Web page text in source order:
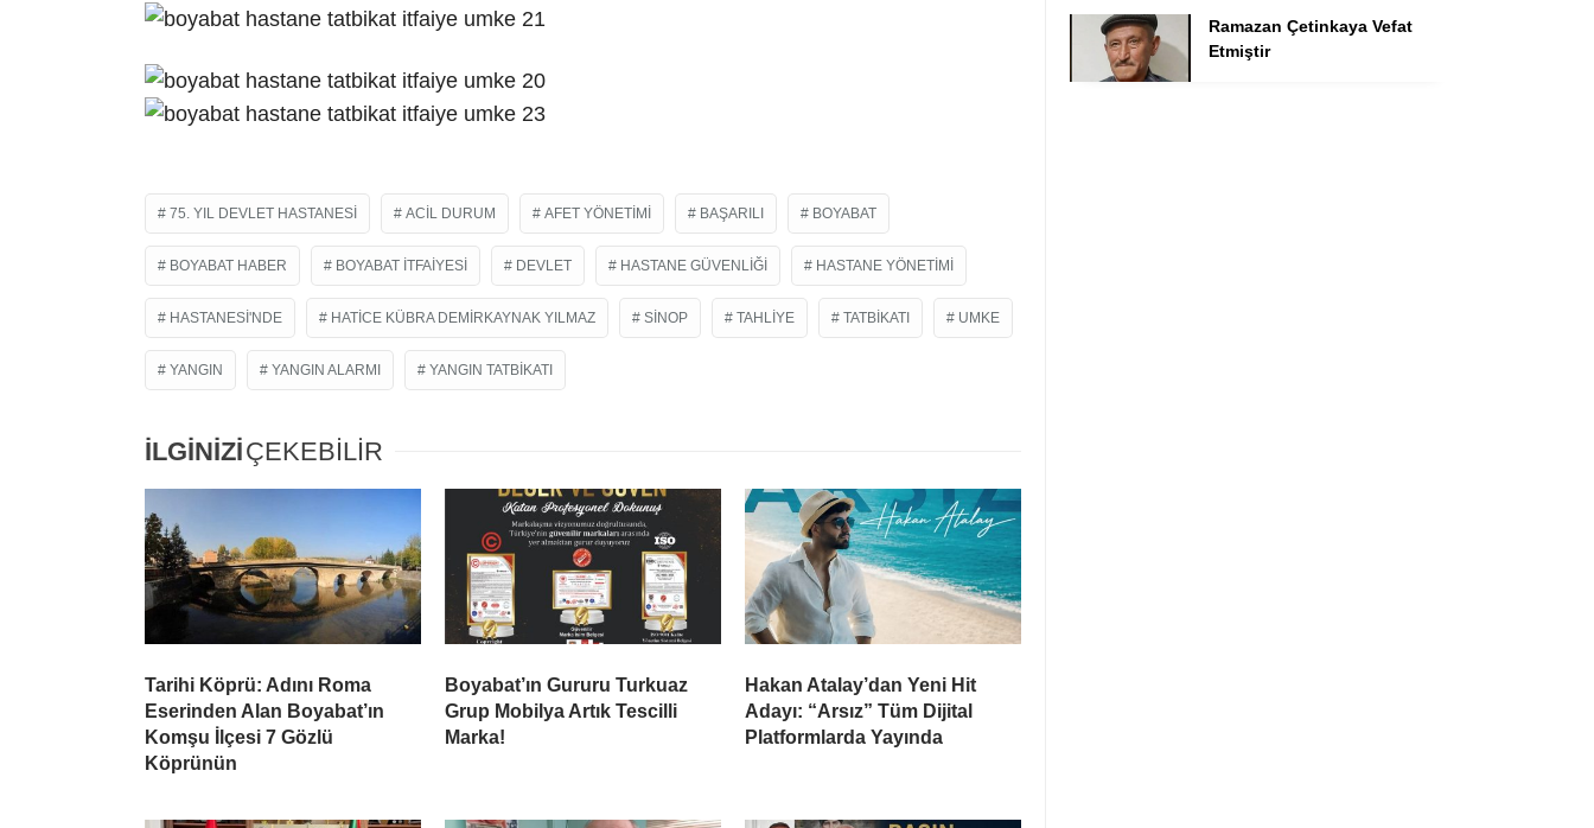
75. YIL DEVLET HASTANESI ACIL DURUM AFET YÖNETIMI BAŞARILI BOYABAT
BOYABAT HABER BOYABAT İTFAIYESI DEVLET HASTANE GÜVENLIĞI HASTANE YÖNETIMI
HASTANESI'NDE HATICE KÜBRA DEMIRKAYNAK YILMAZ SINOP TAHLIYE TATBIKATI UMKE
YANGIN YANGIN ALARMI YANGIN TATBIKATI
İLGİNİZİÇEKEBİLİR
Tarihi Köprü: Adını Roma
Eserinden Alan Boyabat’ın
Komşu İlçesi 7 Gözlü
Köprünün
Boyabat’ın Gururu Turkuaz
Grup Mobilya Artık Tescilli
Marka!
Hakan Atalay’dan Yeni Hit
Adayı: “Arsız” Tüm Dijital
Platformlarda Yayında
Ramazan Çetinkaya Vefat
Etmiştir